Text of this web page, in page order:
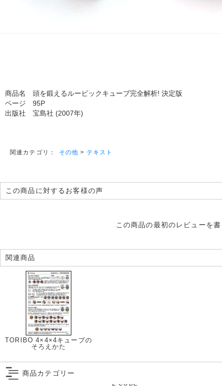
商品名 頭を鍛えるルービックキューブ完全解析! 決定版
ページ 95P
出版社 宝島社 (2007年)
関連カテゴリ： その他 > テキスト
この商品に対するお客様の声
この商品の最初のレビューを
関連商品
TORIBO 4×4×4キューブの
そろえかた
商品カテゴリー